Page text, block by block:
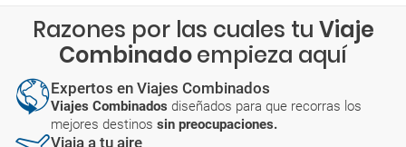
Razones por las cuales tu Viaje
Combinadoempieza aquí
Expertos en Viajes Combinados
Viajes Combinados diseñados para que recorras los
mejores destinos sin preocupaciones.
Viaja a tu aire